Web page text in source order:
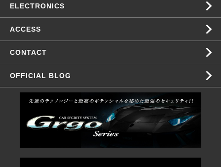
ELECTRONICS
ACCESS
CONTACT
OFFICIAL BLOG